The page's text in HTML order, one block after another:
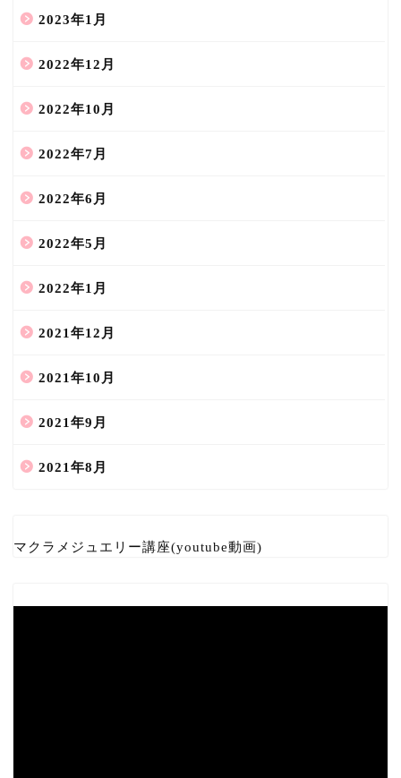
2023年1月
2022年12月
2022年10月
2022年7月
2022年6月
2022年5月
2022年1月
2021年12月
2021年10月
2021年9月
2021年8月
マクラメジュエリー講座(youtube動画)